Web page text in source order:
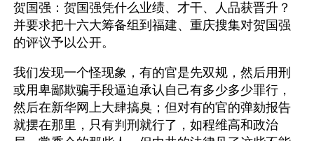
贺国强：贺国强凭什么业绩、才干、人品获晋升？
并要求把十六大筹备组到福建、重庆搜集对贺国强
的评议予以公开。
我们发现一个怪现象，有的官是先双规，然后用刑
或用卑鄙欺骗手段逼迫承认自己有多少多少罪行，
然后在新华网上大肆搞臭；但对有的官的弹劾报告
就摆在那里，只有判刑就行了，如程维高和政治